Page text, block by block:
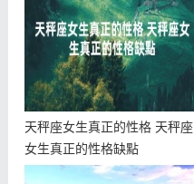
天秤座女生真正的性格 天秤座
女生真正的性格缺點